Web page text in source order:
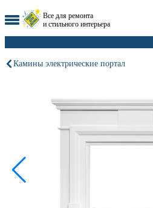
Все для ремонта
и стильного интерьера
Камины электрические портал